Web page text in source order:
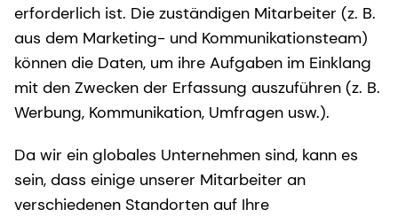
erforderlich ist. Die zuständigen Mitarbeiter (z. B.
aus dem Marketing- und Kommunikationsteam)
können die Daten, um ihre Aufgaben im Einklang
mit den Zwecken der Erfassung auszuführen (z. B.
Werbung, Kommunikation, Umfragen usw.).
Da wir ein globales Unternehmen sind, kann es
sein, dass einige unserer Mitarbeiter an
verschiedenen Standorten auf Ihre